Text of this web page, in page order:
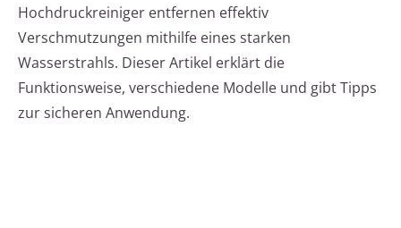
Hochdruckreiniger entfernen effektiv
Verschmutzungen mithilfe eines starken
Wasserstrahls. Dieser Artikel erklärt die
Funktionsweise, verschiedene Modelle und gibt Tipps
zur sicheren Anwendung.